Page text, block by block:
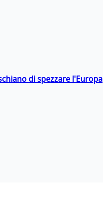
di spezzare l'Europa